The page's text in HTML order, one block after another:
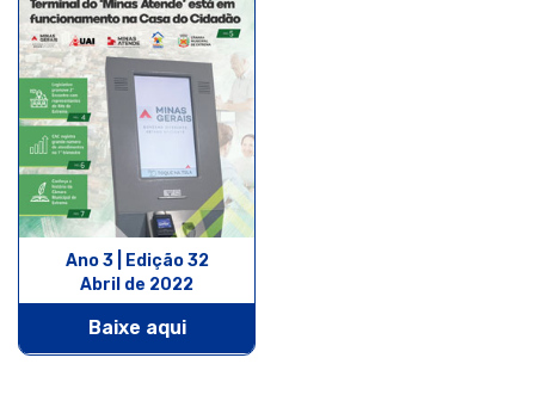
Ano 3 | Edição 32
Abril de 2022
Baixe aqui